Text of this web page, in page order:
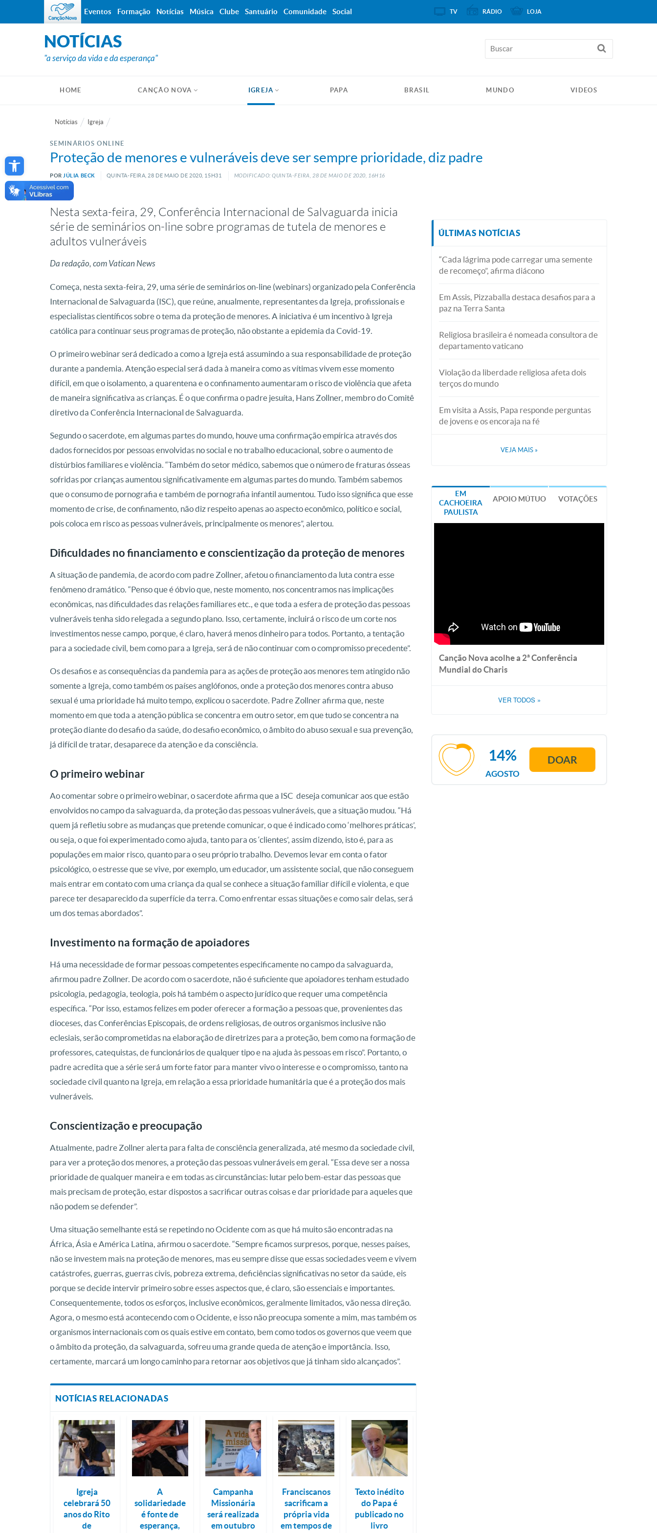
Open toolbar
NOTÍCIAS
"a serviço da vida e da esperança"
HOME CANÇÃO NOVA IGREJA PAPA BRASIL MUNDO VIDEOS
Notícias Igreja
SEMINÁRIOS ONLINE
Proteção de menores e vulneráveis deve ser sempre prioridade, diz padre
POR JÚLIA BECK QUINTA-FEIRA, 28 DE MAIO DE 2020, 15H31 MODIFICADO: QUINTA-FEIRA, 28 DEMAIO DE 2020, 16H16
Nesta sexta-feira, 29, Conferência Internacional de Salvaguarda inicia
série de seminários on-line sobre programas de tutela de menores e
adultos vulneráveis
Da redação, com Vatican News
Começa, nesta sexta-feira, 29, uma série de seminários on-line (webinars) organizado pela Conferência
Internacional de Salvaguarda (ISC), que reúne, anualmente, representantes da Igreja, profissionais e
especialistas científicos sobre o tema da proteção de menores. A iniciativa é um incentivo à Igreja
católica para continuar seus programas de proteção, não obstante a epidemia da Covid-19.
O primeiro webinar será dedicado a como a Igreja está assumindo a sua responsabilidade de proteção
durante a pandemia. Atenção especial será dada à maneira como as vítimas vivem esse momento
difícil, em que o isolamento, a quarentena e o confinamento aumentaram o risco de violência que afeta
de maneira significativa as crianças. É o que confirma o padre jesuíta, Hans Zollner, membro do Comitê
diretivo da Conferência Internacional de Salvaguarda.
Segundo o sacerdote, em algumas partes do mundo, houve uma confirmação empírica através dos
dados fornecidos por pessoas envolvidas no social e no trabalho educacional, sobre o aumento de
distúrbios familiares e violência. “Também do setor médico, sabemos que o número de fraturas ósseas
sofridas por crianças aumentou significativamente em algumas partes do mundo. Também sabemos
que o consumo de pornografia e também de pornografia infantil aumentou. Tudo isso significa que esse
momento de crise, de confinamento, não diz respeito apenas ao aspecto econômico, político e social,
pois coloca em risco as pessoas vulneráveis, principalmente os menores”, alertou.
Dificuldades no financiamento e conscientização da proteção de menores
A situação de pandemia, de acordo com padre Zollner, afetou o financiamento da luta contra esse
fenômeno dramático. “Penso que é óbvio que, neste momento, nos concentramos nas implicações
econômicas, nas dificuldades das relações familiares etc., e que toda a esfera de proteção das pessoas
vulneráveis tenha sido relegada a segundo plano. Isso, certamente, incluirá o risco de um corte nos
investimentos nesse campo, porque, é claro, haverá menos dinheiro para todos. Portanto, a tentação
para a sociedade civil, bem como para a Igreja, será de não continuar com o compromisso precedente”.
Os desafios e as consequências da pandemia para as ações de proteção aos menores tem atingido não
somente a Igreja, como também os países anglófonos, onde a proteção dos menores contra abuso
sexual é uma prioridade há muito tempo, explicou o sacerdote. Padre Zollner afirma que, neste
momento em que toda a atenção pública se concentra em outro setor, em que tudo se concentra na
proteção diante do desafio da saúde, do desafio econômico, o âmbito do abuso sexual e sua prevenção,
já difícil de tratar, desaparece da atenção e da consciência.
O primeiro webinar
Ao comentar sobre o primeiro webinar, o sacerdote afirma que a ISC deseja comunicar aos que estão
envolvidos no campo da salvaguarda, da proteção das pessoas vulneráveis, que a situação mudou. “Há
quem já refletiu sobre as mudanças que pretende comunicar, o que é indicado como ‘melhores práticas’,
ou seja, o que foi experimentado como ajuda, tanto para os ‘clientes’, assim dizendo, isto é, para as
populações em maior risco, quanto para o seu próprio trabalho. Devemos levar em conta o fator
psicológico, o estresse que se vive, por exemplo, um educador, um assistente social, que não conseguem
mais entrar em contato com uma criança da qual se conhece a situação familiar difícil e violenta, e que
parece ter desaparecido da superfície da terra. Como enfrentar essas situações e como sair delas, será
um dos temas abordados”.
Investimento na formação de apoiadores
Há uma necessidade de formar pessoas competentes especificamente no campo da salvaguarda,
afirmou padre Zollner. De acordo com o sacerdote, não é suficiente que apoiadores tenham estudado
psicologia, pedagogia, teologia, pois há também o aspecto jurídico que requer uma competência
específica. “Por isso, estamos felizes em poder oferecer a formação a pessoas que, provenientes das
dioceses, das Conferências Episcopais, de ordens religiosas, de outros organismos inclusive não
eclesiais, serão comprometidas na elaboração de diretrizes para a proteção, bem como na formação de
professores, catequistas, de funcionários de qualquer tipo e na ajuda às pessoas em risco”. Portanto, o
padre acredita que a série será um forte fator para manter vivo o interesse e o compromisso, tanto na
sociedade civil quanto na Igreja, em relação a essa prioridade humanitária que é a proteção dos mais
vulneráveis.
Conscientização e preocupação
Atualmente, padre Zollner alerta para falta de consciência generalizada, até mesmo da sociedade civil,
para ver a proteção dos menores, a proteção das pessoas vulneráveis ​​em geral. “Essa deve ser a nossa
prioridade de qualquer maneira e em todas as circunstâncias: lutar pelo bem-estar das pessoas que
mais precisam de proteção, estar dispostos a sacrificar outras coisas e dar prioridade para aqueles que
não podem se defender”.
Uma situação semelhante está se repetindo no Ocidente com as que há muito são encontradas na
África, Ásia e América Latina, afirmou o sacerdote. “Sempre ficamos surpresos, porque, nesses países,
não se investem mais na proteção de menores, mas eu sempre disse que essas sociedades veem e vivem
catástrofes, guerras, guerras civis, pobreza extrema, deficiências significativas no setor da saúde, eis
porque se decide intervir primeiro sobre esses aspectos que, é claro, são essenciais e importantes.
Consequentemente, todos os esforços, inclusive econômicos, geralmente limitados, vão nessa direção.
Agora, o mesmo está acontecendo com o Ocidente, e isso não preocupa somente a mim, mas também os
organismos internacionais com os quais estive em contato, bem como todos os governos que veem que
o âmbito da proteção, da salvaguarda, sofreu uma grande queda de atenção e importância. Isso,
certamente, marcará um longo caminho para retornar aos objetivos que já tinham sido alcançados”.
NOTÍCIAS RELACIONADAS
Igreja
celebrará 50
anos do Rito
de
A
solidariedade
é fonte de
esperança,
Campanha
Missionária
será realizada
em outubro
Franciscanos
sacrificam a
própria vida
em tempos de
Texto inédito
do Papa é
publicado no
livro
ÚLTIMAS NOTÍCIAS
“Cada lágrima pode carregar uma semente
de recomeço”, afirma diácono
Em Assis, Pizzaballa destaca desafios para a
paz na Terra Santa
Religiosa brasileira é nomeada consultora de
departamento vaticano
Violação da liberdade religiosa afeta dois
terços do mundo
Em visita a Assis, Papa responde perguntas
de jovens e os encoraja na fé
VEJA MAIS »
EM
CACHOEIRA
PAULISTA
APOIO MÚTUO VOTAÇÕES
Canção Nova acolhe a 2ª Conferência
Mundial do Charis
VER TODOS »
AGOSTO
14% DOAR
Eventos Formação Notícias Música Clube Santuário Comunidade Social TV RÁDIO LOJA